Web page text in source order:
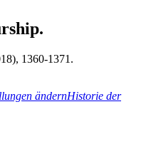
1360-1371.
ändernHistorie der